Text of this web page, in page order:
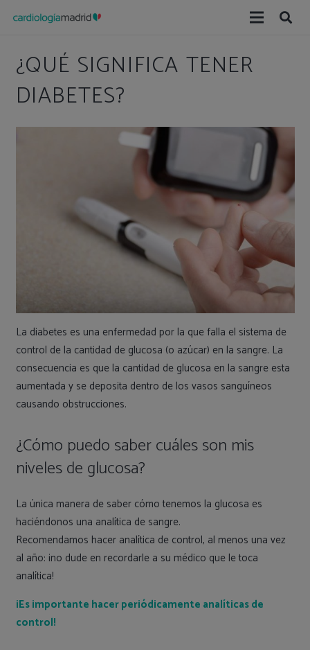
¿QUÉ SIGNIFICA TENER
DIABETES?
La diabetes es una enfermedad por la que falla el sistema de
control de la cantidad de glucosa (o azúcar) en la sangre. La
consecuencia es que la cantidad de glucosa en la sangre esta
aumentada y se deposita dentro de los vasos sanguíneos
causando obstrucciones.
¿Cómo puedo saber cuáles son mis
niveles de glucosa?
La única manera de saber cómo tenemos la glucosa es
haciéndonos una analítica de sangre.
Recomendamos hacer analítica de control, al menos una vez
al año: ¡no dude en recordarle a su médico que le toca
analítica!
¡Es importante hacer periódicamente analíticas de
control!